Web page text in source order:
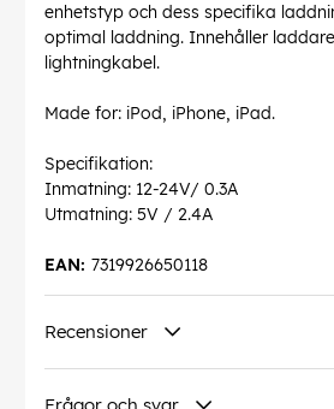
enhetstyp och dess specifika
optimal laddning. Innehåller
lightningkabel.
Made for: iPod, iPhone, iPad.
Specifikation:
Inmatning: 12-24V/ 0.3A
Utmatning: 5V / 2.4A
7319926650118
EAN:
Recensioner